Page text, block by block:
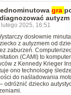
gra
lutego 2025, 16:51
dosłownie
z autyzmem od
zaburzeń.
(CAMI) to
z Kennedy Krieger
ono technologię
do naśladowania
odróżnić dziecko